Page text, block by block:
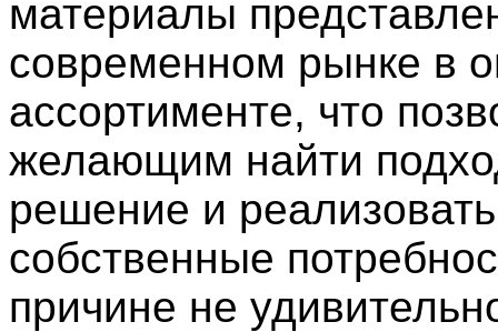
материалы
современном рынке в
ассортименте, что
желающим найти
решение и реализовать
собственные
причине не